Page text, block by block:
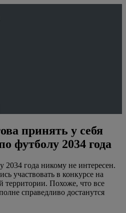
принять у себя
футболу 2034 года
года никому не интересен.
участвовать в конкурсе на
территории. Похоже, что все
справедливо достанутся